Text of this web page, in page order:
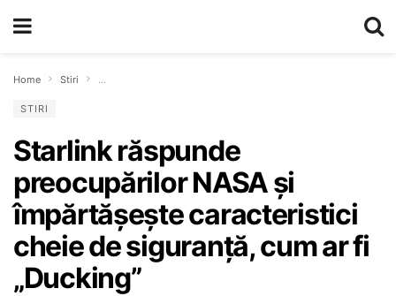
Home Stiri Starlink răspunde preocupărilor NASA și împărtășește
STIRI
Starlink răspunde
preocupărilor NASA și
împărtășește caracteristici
cheie de siguranță, cum ar fi
„Ducking”